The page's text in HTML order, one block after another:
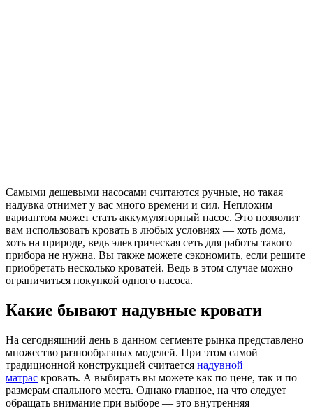
Самыми дешевыми насосами считаются ручные, но такая
надувка отнимет у вас много времени и сил. Неплохим
вариантом может стать аккумуляторный насос. Это позволит
вам использовать кровать в любых условиях — хоть дома,
хоть на природе, ведь электрическая сеть для работы такого
прибора не нужна. Вы также можете сэкономить, если решите
приобретать несколько кроватей. Ведь в этом случае можно
ограничиться покупкой одного насоса.
Какие бывают надувные кровати
На сегодняшний день в данном сегменте рынка представлено
множество разнообразных моделей. При этом самой
традиционной конструкцией считается надувной
матрас кровать. А выбирать вы можете как по цене, так и по
размерам спального места. Однако главное, на что следует
обращать внимание при выборе — это внутренняя